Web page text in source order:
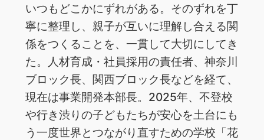
いつもどこかにずれがある。そのずれを丁
寧に整理し、親子が互いに理解し合える関
係をつくることを、一貫して大切にしてき
た。人材育成・社員採用の責任者、神奈川
ブロック長、関西ブロック長などを経て、
現在は事業開発本部長。2025年、不登校
や行き渋りの子どもたちが安心を土台にも
う一度世界とつながり直すための学校「花